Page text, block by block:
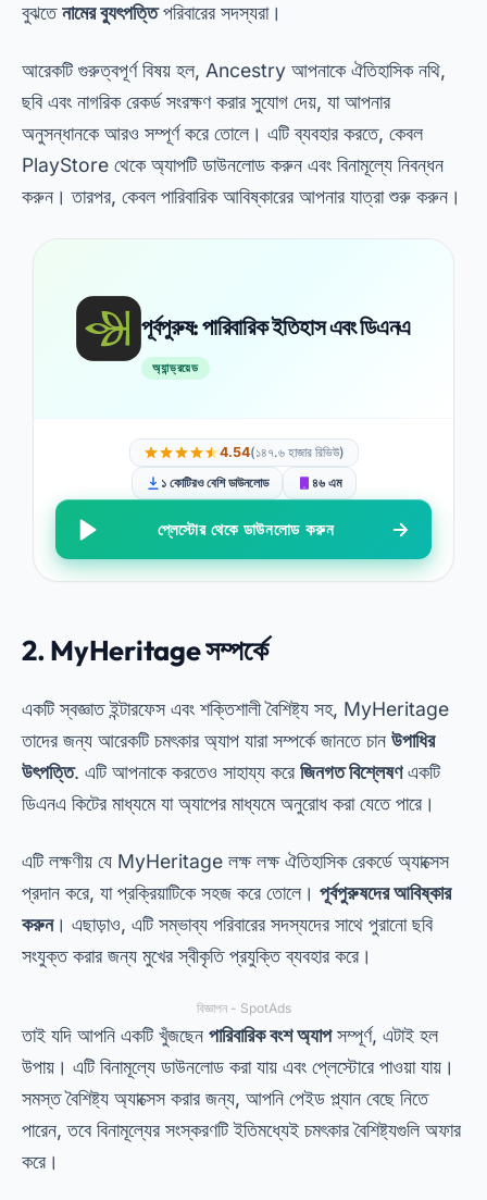
বুঝতেনামের ব্যুৎপত্তিপরিবারের সদস্যরা।
আরেকটি গুরুত্বপূর্ণ বিষয় হল, Ancestry আপনাকে ঐতিহাসিক নথি,
ছবি এবং নাগরিক রেকর্ড সংরক্ষণ করার সুযোগ দেয়, যা আপনার
অনুসন্ধানকে আরও সম্পূর্ণ করে তোলে। এটি ব্যবহার করতে, কেবল
PlayStore থেকে অ্যাপটি ডাউনলোড করুন এবং বিনামূল্যে নিবন্ধন
করুন। তারপর, কেবল পারিবারিক আবিষ্কারের আপনার যাত্রা শুরু করুন।
পূর্বপুরুষ: পারিবারিক ইতিহাস এবং ডিএনএ
অ্যান্ড্রয়েড
4.54(১৪৭.৬ হাজার রিভিউ)
১ কোটিরও বেশি ডাউনলোড
৪৬ এম
প্লেস্টোর থেকে ডাউনলোড করুন
2. MyHeritage সম্পর্কে
একটি স্বজ্ঞাত ইন্টারফেস এবং শক্তিশালী বৈশিষ্ট্য সহ, MyHeritage
তাদের জন্য আরেকটি চমৎকার অ্যাপ যারা সম্পর্কে জানতে চান উপাধির
উৎপত্তি. এটি আপনাকে করতেও সাহায্য করে জিনগত বিশ্লেষণএকটি
ডিএনএ কিটের মাধ্যমে যা অ্যাপের মাধ্যমে অনুরোধ করা যেতে পারে।
এটি লক্ষণীয় যে MyHeritage লক্ষ লক্ষ ঐতিহাসিক রেকর্ডে অ্যাক্সেস
প্রদান করে, যা প্রক্রিয়াটিকে সহজ করে তোলে। পূর্বপুরুষদের আবিষ্কার
করুন। এছাড়াও, এটি সম্ভাব্য পরিবারের সদস্যদের সাথে পুরানো ছবি
সংযুক্ত করার জন্য মুখের স্বীকৃতি প্রযুক্তি ব্যবহার করে।
বিজ্ঞাপন - SpotAds
তাই যদি আপনি একটি খুঁজছেন পারিবারিক বংশ অ্যাপসম্পূর্ণ, এটাই হল
উপায়। এটি বিনামূল্যে ডাউনলোড করা যায় এবং প্লেস্টোরে পাওয়া যায়।
সমস্ত বৈশিষ্ট্য অ্যাক্সেস করার জন্য, আপনি পেইড প্ল্যান বেছে নিতে
পারেন, তবে বিনামূল্যের সংস্করণটি ইতিমধ্যেই চমৎকার বৈশিষ্ট্যগুলি অফার
করে।